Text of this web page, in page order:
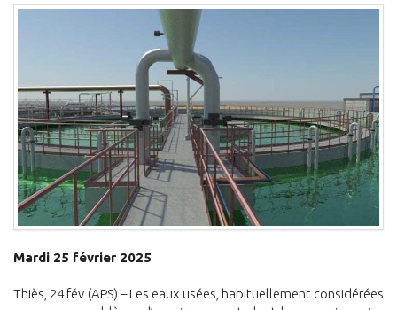
Mardi 25 février 2025
Thiès, 24 fév (APS) – Les eaux usées, habituellement considérées